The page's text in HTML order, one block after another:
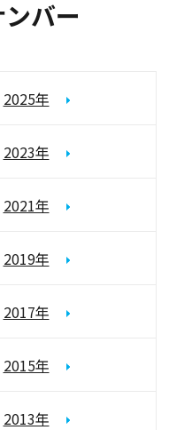
バー
2025年
2023年
2021年
2019年
2017年
2015年
2013年